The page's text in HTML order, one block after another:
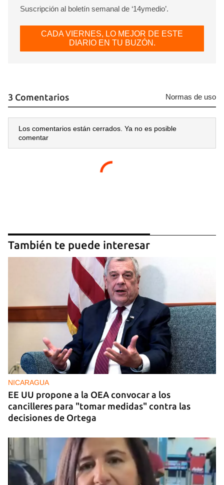
Para poder guardar como favorito, primero has de
Suscripción al boletín semanal de ‘14ymedio’.
CADA VIERNES, LO MEJOR DE ESTE
DIARIO EN TU BUZÓN.
3 Comentarios Normas de uso
Los comentarios están cerrados. Ya no es posible
comentar
También te puede interesar
NICARAGUA
EE UU propone a la OEA convocar a los
cancilleres para "tomar medidas" contra las
decisiones de Ortega